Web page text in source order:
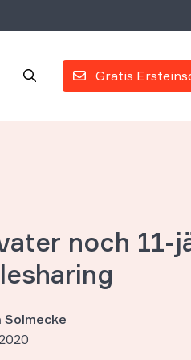
Gratis
noch 11-